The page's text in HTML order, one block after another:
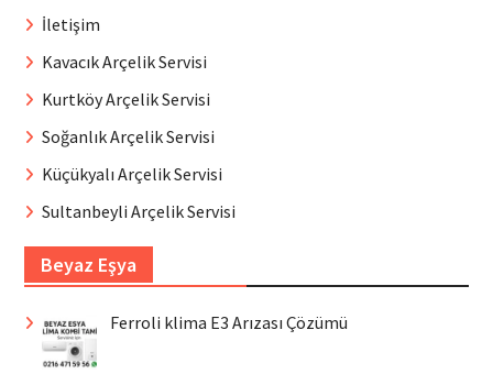
İletişim
Kavacık Arçelik Servisi
Kurtköy Arçelik Servisi
Soğanlık Arçelik Servisi
Küçükyalı Arçelik Servisi
Sultanbeyli Arçelik Servisi
Beyaz Eşya
Ferroli klima E3 Arızası Çözümü